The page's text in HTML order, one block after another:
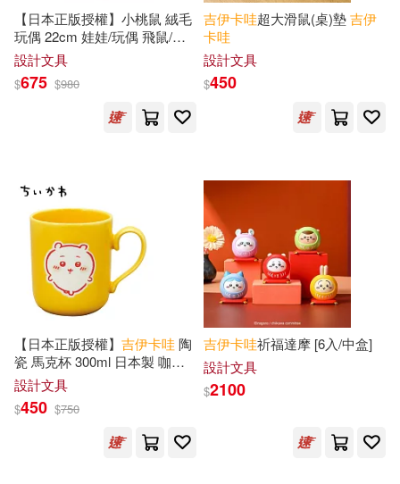
【日本正版授權】小桃鼠 絨毛
玩偶 22cm 娃娃/玩偶 飛鼠/小
桃/吉伊卡
308301
設計文具
$675 $980
吉伊卡哇超大滑鼠(桌)墊吉伊
卡哇
設計文具
$450
【日本正版授權】 吉伊卡哇陶
瓷 馬克杯 300ml 日本製 咖啡
杯 -吉伊卡
設計文具
$450 $750
吉伊卡哇祈福達摩 [6入/中盒]
設計文具
$2100